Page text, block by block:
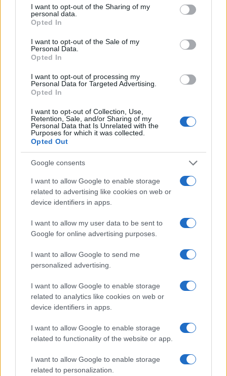
not limited to your visit or usage behaviour. You may click to
grant or deny consent to Google and its third-party tags to
use your data for below specified purposes in below Google
consent section.
I want to opt-out of the Sharing of my
personal data.
Opted In
I want to opt-out of the Sale of my
Personal Data.
Opted In
I want to opt-out of processing my
Personal Data for Targeted Advertising.
Opted In
I want to opt-out of Collection, Use,
Retention, Sale, and/or Sharing of my
Personal Data that Is Unrelated with the
Purposes for which it was collected.
Opted Out
Google consents
I want to allow Google to enable storage
related to advertising like cookies on web or
device identifiers in apps.
I want to allow my user data to be sent to
Google for online advertising purposes.
I want to allow Google to send me
personalized advertising.
I want to allow Google to enable storage
related to analytics like cookies on web or
device identifiers in apps.
I want to allow Google to enable storage
related to functionality of the website or app.
I want to allow Google to enable storage
related to personalization.
Plan de comidas semanal con recetas rápidas y
Diego Romero · 5 Ago 2026
RECETAS
Aguacate en la cocina: 10 recetas rápidas y deliciosas
Lucía Fernández · 4 Ago 2026